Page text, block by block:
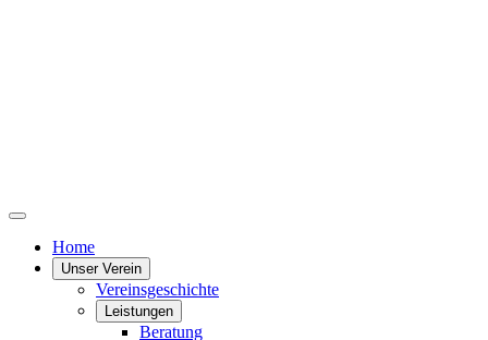
Home
Unser Verein
Vereinsgeschichte
Leistungen
Beratung